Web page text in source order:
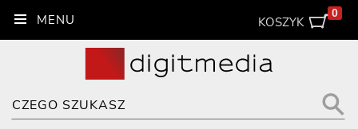
KOSZYK
0